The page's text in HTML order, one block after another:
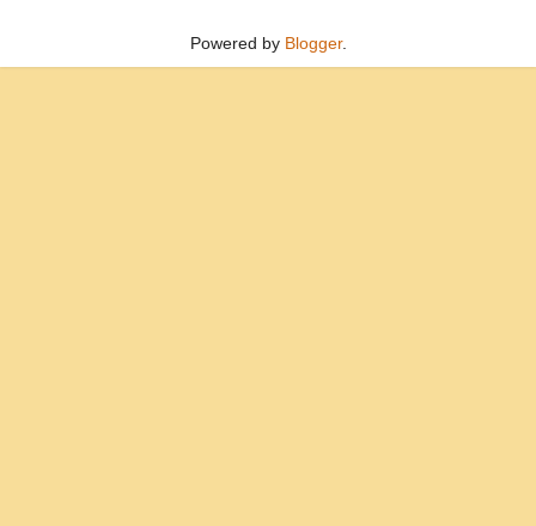
Powered by Blogger.